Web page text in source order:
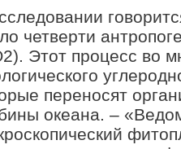
четверти
Этот процесс во
переносят
океана. –